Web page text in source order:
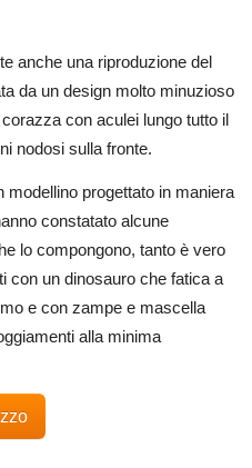
anche una riproduzione del
da un design molto minuzioso
con aculei lungo tutto il
nodosi sulla fronte.
modellino progettato in maniera
constatato alcune
lo compongono, tanto è vero
con un dinosauro che fatica a
e con zampe e mascella
alla minima